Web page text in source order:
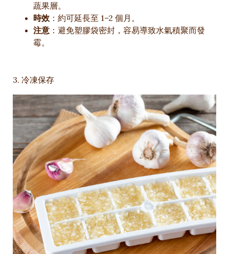
蔬果層。
時效 ：約可延長至 1–2 個月。
注意 ：避免塑膠袋密封，容易導致水氣積聚而發
霉。
3. 冷凍保存